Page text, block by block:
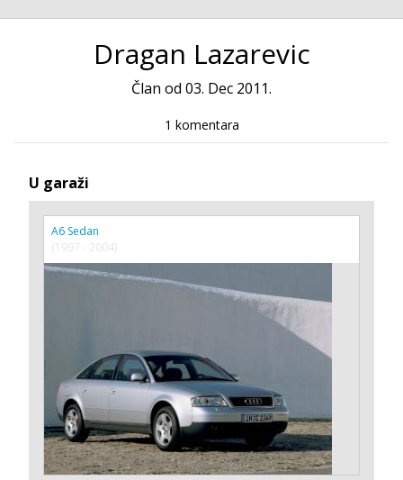
Dragan Lazarevic
Član od 03. Dec 2011.
1 komentara
U garaži
A6 Sedan
(1997 - 2004)